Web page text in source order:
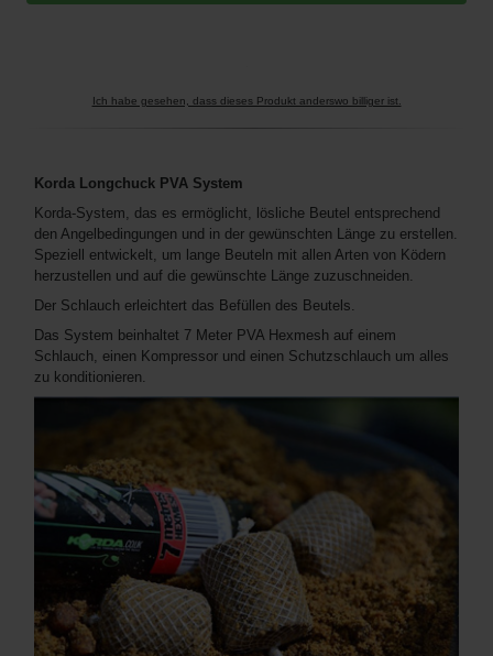
Ich habe gesehen, dass dieses Produkt anderswo billiger ist.
Korda Longchuck PVA System
Korda-System, das es ermöglicht, lösliche Beutel entsprechend
den Angelbedingungen und in der gewünschten Länge zu erstellen.
Speziell entwickelt, um lange Beuteln mit allen Arten von Ködern
herzustellen und auf die gewünschte Länge zuzuschneiden.
Der Schlauch erleichtert das Befüllen des Beutels.
Das System beinhaltet 7 Meter PVA Hexmesh auf einem
Schlauch, einen Kompressor und einen Schutzschlauch um alles
zu konditionieren.